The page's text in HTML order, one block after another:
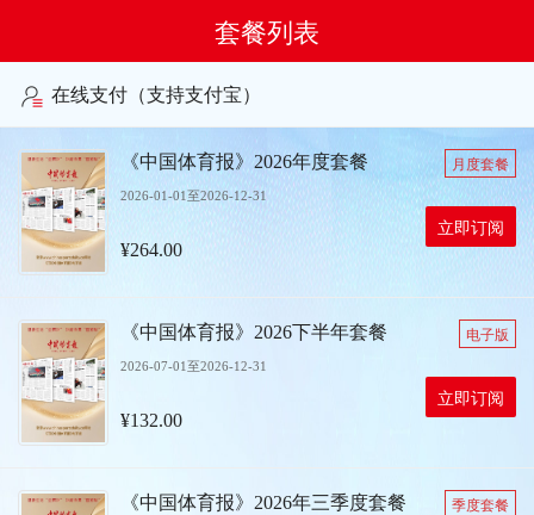
套餐列表
在线支付（支持支付宝）
《中国体育报》2026年度套餐
2026-01-01至2026-12-31
¥264.00
月度套餐
立即订阅
《中国体育报》2026下半年套餐
2026-07-01至2026-12-31
¥132.00
电子版
立即订阅
《中国体育报》2026年三季度套餐 季度套餐